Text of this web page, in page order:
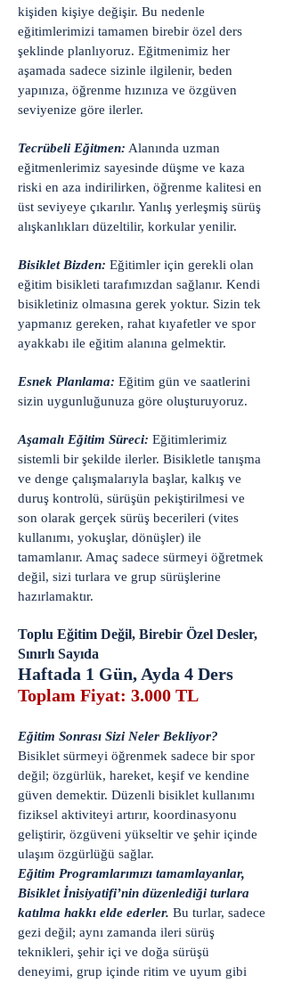
kişiden kişiye değişir. Bu nedenle
eğitimlerimizi tamamen birebir özel ders
şeklinde planlıyoruz. Eğitmenimiz her
aşamada sadece sizinle ilgilenir, beden
yapınıza, öğrenme hızınıza ve özgüven
seviyenize göre ilerler.
Tecrübeli Eğitmen: Alanında uzman
eğitmenlerimiz sayesinde düşme ve kaza
riski en aza indirilirken, öğrenme kalitesi en
üst seviyeye çıkarılır. Yanlış yerleşmiş sürüş
alışkanlıkları düzeltilir, korkular yenilir.
Bisiklet Bizden: Eğitimler için gerekli olan
eğitim bisikleti tarafımızdan sağlanır. Kendi
bisikletiniz olmasına gerek yoktur. Sizin tek
yapmanız gereken, rahat kıyafetler ve spor
ayakkabı ile eğitim alanına gelmektir.
Esnek Planlama: Eğitim gün ve saatlerini
sizin uygunluğunuza göre oluşturuyoruz.
Aşamalı Eğitim Süreci: Eğitimlerimiz
sistemli bir şekilde ilerler. Bisikletle tanışma
ve denge çalışmalarıyla başlar, kalkış ve
duruş kontrolü, sürüşün pekiştirilmesi ve
son olarak gerçek sürüş becerileri (vites
kullanımı, yokuşlar, dönüşler) ile
tamamlanır. Amaç sadece sürmeyi öğretmek
değil, sizi turlara ve grup sürüşlerine
hazırlamaktır.
Toplu Eğitim Değil, Birebir Özel Desler,
Sınırlı Sayıda
Haftada 1 Gün, Ayda 4 Ders
Toplam Fiyat: 3.000 TL
Eğitim Sonrası Sizi Neler Bekliyor?
Bisiklet sürmeyi öğrenmek sadece bir spor
değil; özgürlük, hareket, keşif ve kendine
güven demektir. Düzenli bisiklet kullanımı
fiziksel aktiviteyi artırır, koordinasyonu
geliştirir, özgüveni yükseltir ve şehir içinde
ulaşım özgürlüğü sağlar.
Eğitim Programlarımızı tamamlayanlar,
Bisiklet İnisiyatifi’nin düzenlediği turlara
katılma hakkı elde ederler. Bu turlar, sadece
gezi değil; aynı zamanda ileri sürüş
teknikleri, şehir içi ve doğa sürüşü
deneyimi, grup içinde ritim ve uyum gibi